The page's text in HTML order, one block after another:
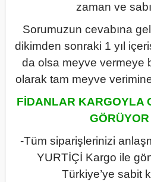
zaman ve
Sorumuzun cevabına
dikimden sonraki 1 yıl
da olsa meyve vermeye
olarak tam meyve
FİDANLAR KARGOYLA
-Tüm siparişlerinizi
YURTİÇİ Kargo ile
Türkiye’ye sabit